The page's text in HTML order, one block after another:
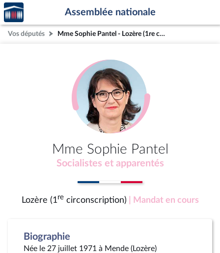
Aller au contenu
Aller en bas de la page
Accèder
à la
page
d'accueil
Assemblée nationale
Vos députés Mme Sophie Pantel - Lozère (1re circonscription)
Mme Sophie Pantel
Socialistes et apparentés
Lozère (1recirconscription) | Mandat en cours
Biographie
Née le 27 juillet 1971 à Mende (Lozère)